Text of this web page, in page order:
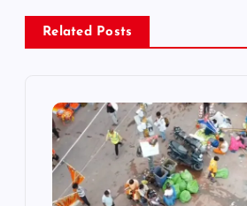
Related Posts